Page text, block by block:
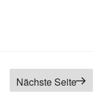
Nächste Seite